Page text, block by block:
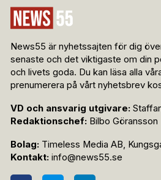
News55 är nyhetssajten för dig
senaste och det viktigaste om din
och livets goda. Du kan läsa alla
prenumerera på vårt nyhetsbrev
VD och ansvarig utgivare:
Redaktionschef: Bilbo Göransson
Bolag: Timeless Media AB,
Kontakt: info@news55.se